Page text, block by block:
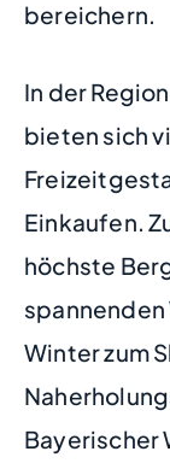
bereichern.
In der
bieten sich
Einkaufen.
höchste
Winter zum
Bayerischer